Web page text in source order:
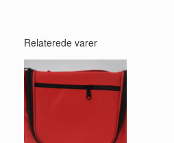
Relaterede varer